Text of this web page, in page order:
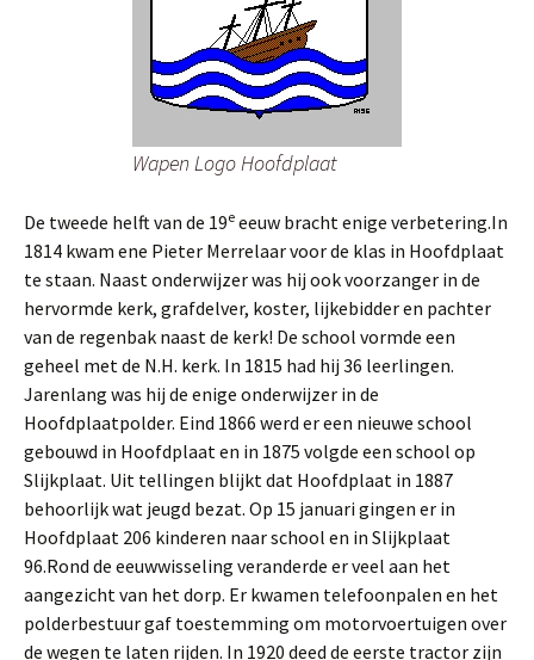
Wapen Logo Hoofdplaat
De tweede helft van de 19e eeuw bracht enige verbetering.In
1814 kwam ene Pieter Merrelaar voor de klas in Hoofdplaat
te staan. Naast onderwijzer was hij ook voorzanger in de
hervormde kerk, grafdelver, koster, lijkebidder en pachter
van de regenbak naast de kerk! De school vormde een
geheel met de N.H. kerk. In 1815 had hij 36 leerlingen.
Jarenlang was hij de enige onderwijzer in de
Hoofdplaatpolder. Eind 1866 werd er een nieuwe school
gebouwd in Hoofdplaat en in 1875 volgde een school op
Slijkplaat. Uit tellingen blijkt dat Hoofdplaat in 1887
behoorlijk wat jeugd bezat. Op 15 januari gingen er in
Hoofdplaat 206 kinderen naar school en in Slijkplaat
96.Rond de eeuwwisseling veranderde er veel aan het
aangezicht van het dorp. Er kwamen telefoonpalen en het
polderbestuur gaf toestemming om motorvoertuigen over
de wegen te laten rijden. In 1920 deed de eerste tractor zijn